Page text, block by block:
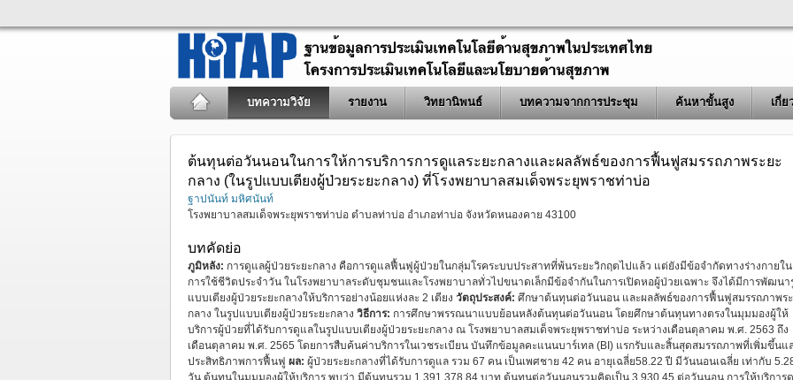
บทความวิจัย รายงาน วิทยานิพนธ์ บทความจากการประชุม ค้นหาขั้นสูง เกี่ย
ต้นทุนต่อวันนอนในการให้การบริการการดูแลระยะกลางและผลลัพธ์ของการฟื้นฟูสมรรถภาพระยะ
กลาง (ในรูปแบบเตียงผู้ป่วยระยะกลาง) ที่โรงพยาบาลสมเด็จพระยุพราชท่าบ่อ
ฐาปนันท์ มหิศนันท์
โรงพยาบาลสมเด็จพระยุพราชท่าบ่อ ตำบลท่าบ่อ อำเภอท่าบ่อ จังหวัดหนองคาย 43100
บทคัดย่อ
ภูมิหลัง: การดูแลผู้ป่วยระยะกลาง คือการดูแลฟื้นฟูผู้ป่วยในกลุ่มโรคระบบประสาทที่พ้นระยะวิกฤตไปแล้ว แต่ยังมีข้อจำกัดทางร่างกายใน
การใช้ชีวิตประจำวัน ในโรงพยาบาลระดับชุมชนและโรงพยาบาลทั่วไปขนาดเล็กมีข้อจำกันในการเปิดหอผู้ป่วยเฉพาะ จึงได้มีการพัฒนา
แบบเตียงผู้ป่วยระยะกลางให้บริการอย่างน้อยแห่งละ 2 เตียง วัตถุประสงค์: ศึกษาต้นทุนต่อวันนอน และผลลัพธ์ของการฟื้นฟูสมรรถภาพร
กลาง ในรูปแบบเตียงผู้ป่วยระยะกลาง วิธีการ: การศึกษาพรรณนาแบบย้อนหลังต้นทุนต่อวันนอน โดยศึกษาต้นทุนทางตรงในมุมมองผู้ให้
บริการผู้ป่วยที่ได้รับการดูแลในรูปแบบเตียงผู้ป่วยระยะกลาง ณ โรงพยาบาลสมเด็จพระยุพราชท่าบ่อ ระหว่างเดือนตุลาคม พ.ศ. 2563 ถึง
เดือนตุลาคม พ.ศ. 2565 โดยการสืบค้นค่าบริการในเวชระเบียน บันทึกข้อมูลคะแนนบาร์เทล (BI) แรกรับและสิ้นสุดสมรรถภาพที่เพิ่มขึ้นแ
ประสิทธิภาพการฟื้นฟู ผล: ผู้ป่วยระยะกลางที่ได้รับการดูแล รวม 67 คน เป็นเพศชาย 42 คน อายุเฉลี่ย58.22 ปี มีวันนอนเฉลี่ย เท่ากับ
วัน ต้นทุนในมุมมองผู้ให้บริการ พบว่า มีต้นทุนรวม 1,391,378.84 บาท ต้นทุนต่อวันนอนรวมคิดเป็น 3,930.45 ต่อวันนอน การให้บริการ